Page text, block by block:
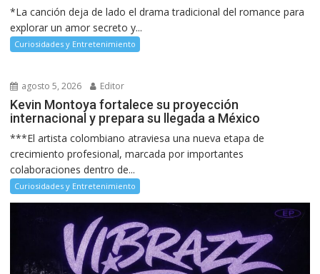
*La canción deja de lado el drama tradicional del romance para
explorar un amor secreto y...
Curiosidades y Entretenimiento
agosto 5, 2026 Editor
Kevin Montoya fortalece su proyección
internacional y prepara su llegada a México
***El artista colombiano atraviesa una nueva etapa de
crecimiento profesional, marcada por importantes
colaboraciones dentro de...
Curiosidades y Entretenimiento